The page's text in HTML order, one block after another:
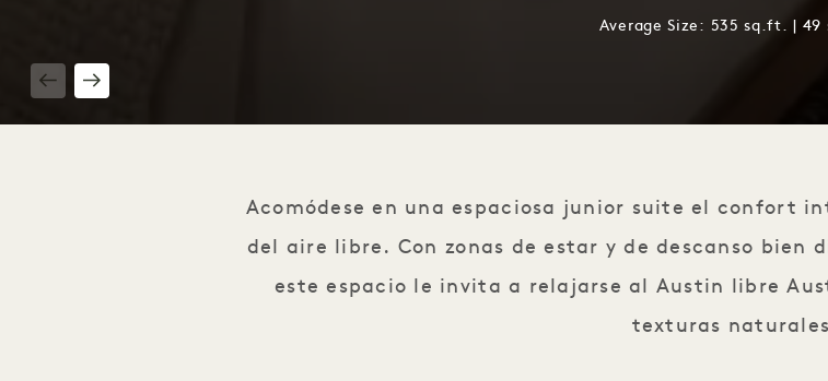
Average Size: 535 sq.ft. | 49
Acomódese en una espaciosa junior suite el confort
del aire libre. Con zonas de estar y de descanso bien
este espacio le invita a relajarse al Austin libre
texturas